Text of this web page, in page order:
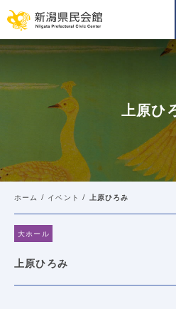
上原ひ
ホーム / イベント / 上原ひろみ
大ホール
上原ひろみ